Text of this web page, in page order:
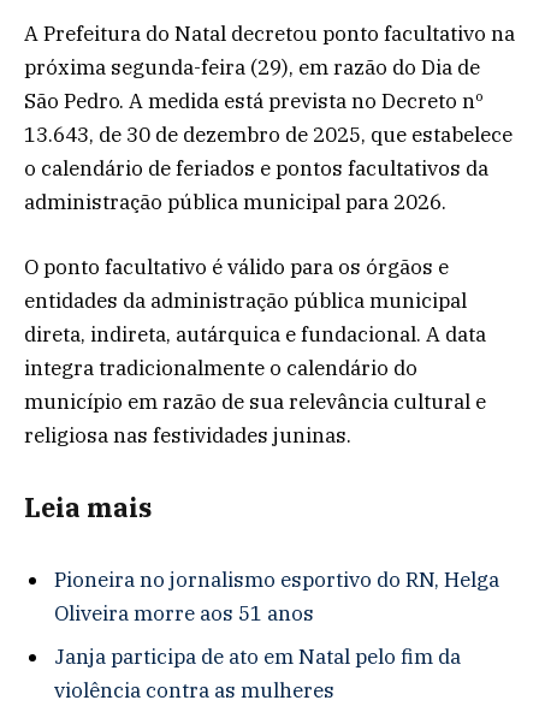
A Prefeitura do Natal decretou ponto facultativo na
próxima segunda-feira (29), em razão do Dia de
São Pedro. A medida está prevista no Decreto nº
13.643, de 30 de dezembro de 2025, que estabelece
o calendário de feriados e pontos facultativos da
administração pública municipal para 2026.
O ponto facultativo é válido para os órgãos e
entidades da administração pública municipal
direta, indireta, autárquica e fundacional. A data
integra tradicionalmente o calendário do
município em razão de sua relevância cultural e
religiosa nas festividades juninas.
Leia mais
Pioneira no jornalismo esportivo do RN, Helga
Oliveira morre aos 51 anos
Janja participa de ato em Natal pelo fim da
violência contra as mulheres